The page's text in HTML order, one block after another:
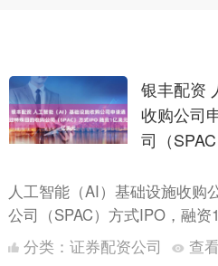
银丰配资
收购公司
司（
人工智能（AI）基础设施收购
公司（SPAC）方式IPO，融资
分类： 证券配资公司 查